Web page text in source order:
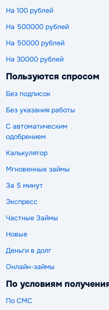
На 100 рублей
На 500000 рублей
На 50000 рублей
На 30000 рублей
Пользуются спросом
Без подписок
Без указания работы
С автоматическим
одобрением
Калькулятор
Мгновенные займы
За 5 минут
Экспресс
Частные Займы
Новые
Деньги в долг
Онлайн-займы
По условиям
По СМС